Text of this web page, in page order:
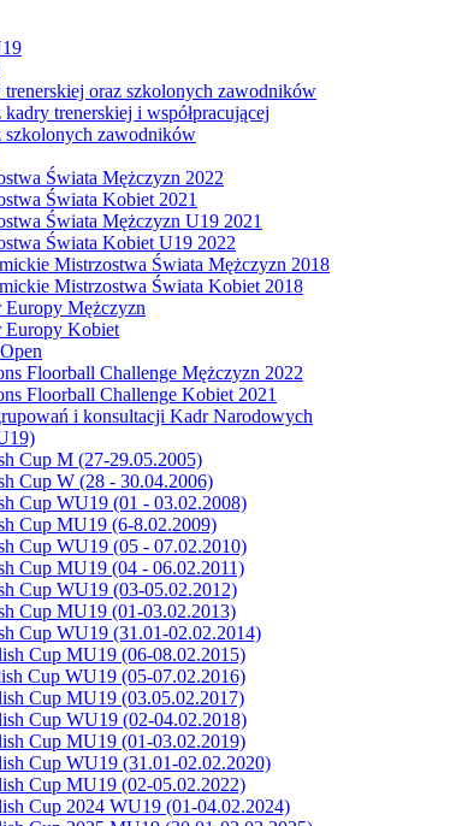
oraz szkolonych zawodników
trenerskiej i współpracującej
szkolonych zawodników
Świata Mężczyzn 2022
Świata Kobiet 2021
Świata Mężczyzn U19 2021
Świata Kobiet U19 2022
Mistrzostwa Świata Mężczyzn 2018
Mistrzostwa Świata Kobiet 2018
Europy Mężczyzn
Europy Kobiet
Floorball Challenge Mężczyzn 2022
Floorball Challenge Kobiet 2021
i konsultacji Kadr Narodowych
Cup M (27-29.05.2005)
Cup W (28 - 30.04.2006)
Cup WU19 (01 - 03.02.2008)
Cup MU19 (6-8.02.2009)
Cup WU19 (05 - 07.02.2010)
Cup MU19 (04 - 06.02.2011)
Cup WU19 (03-05.02.2012)
Cup MU19 (01-03.02.2013)
Cup WU19 (31.01-02.02.2014)
Cup MU19 (06-08.02.2015)
Cup WU19 (05-07.02.2016)
Cup MU19 (03.05.02.2017)
Cup WU19 (02-04.02.2018)
Cup MU19 (01-03.02.2019)
Cup WU19 (31.01-02.02.2020)
Cup MU19 (02-05.02.2022)
Cup 2024 WU19 (01-04.02.2024)